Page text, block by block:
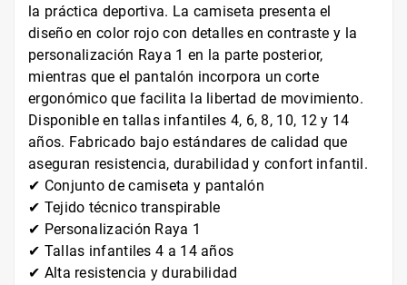
la práctica deportiva. La camiseta presenta el
diseño en color rojo con detalles en contraste y la
personalización Raya 1 en la parte posterior,
mientras que el pantalón incorpora un corte
ergonómico que facilita la libertad de movimiento.
Disponible en tallas infantiles 4, 6, 8, 10, 12 y 14
años. Fabricado bajo estándares de calidad que
aseguran resistencia, durabilidad y confort infantil.
✔ Conjunto de camiseta y pantalón
✔ Tejido técnico transpirable
✔ Personalización Raya 1
✔ Tallas infantiles 4 a 14 años
✔ Alta resistencia y durabilidad